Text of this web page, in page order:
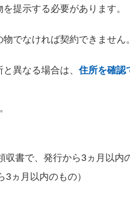
提示する必要があります。
でなければ契約できません。
異なる場合は、 住所を確認
書で、発行から3ヵ月以内
ヵ月以内のもの）